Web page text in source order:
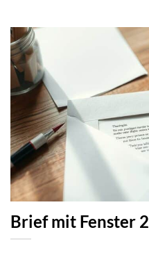
Brief mit Fenster 2